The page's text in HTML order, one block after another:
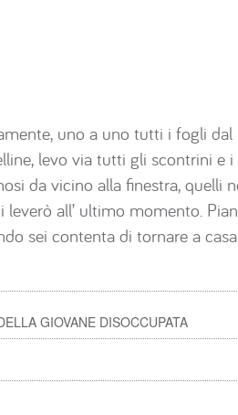
uno a uno tutti i fogli
levo via tutti gli scontrini e
da vicino alla finestra, quelli
leverò all’ ultimo momento.
sei contenta di tornare a
GIOVANE DISOCCUPATA